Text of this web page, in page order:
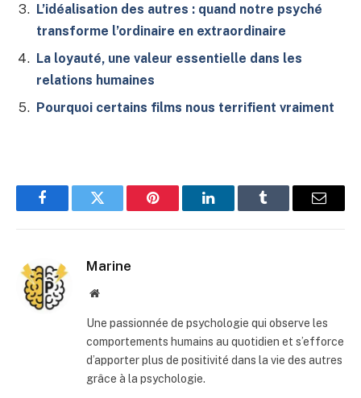
L’idéalisation des autres : quand notre psyché
transforme l’ordinaire en extraordinaire
La loyauté, une valeur essentielle dans les
relations humaines
Pourquoi certains films nous terrifient vraiment
FacebookTwitter Pinterest LinkedInTumblr
E-
Marine
Site
Une passionnée de psychologie qui observe les
comportements humains au quotidien et s’efforce
d’apporter plus de positivité dans la vie des autres
grâce à la psychologie.